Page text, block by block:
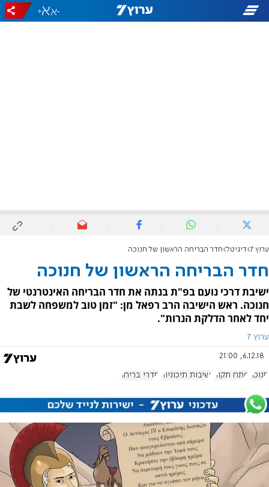
-
+
ערוץ 7 דיגיטל חדר הבריחה הראשון של חנוכה
חדר הבריחה הראשון של חנוכה
ישיבת דרכי נועם בפ"ת בנתה את חדר הבריחה האינטרנטי של
חנוכה. ראש הישיבה הרב רפאל מן: "זמן טוב למשפחה לשבת
יחד לאחר הדלקת הנרות".
ערוץ 7
6.12.18, 21:00
חנוכה פתח תקוה ישיבות תיכוניות חדרי בריחה